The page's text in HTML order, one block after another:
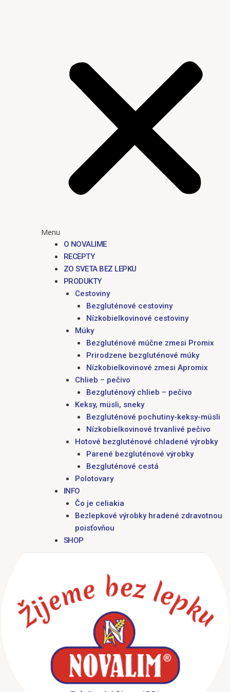
Menu
O NOVALIME
RECEPTY
ZO SVETA BEZ LEPKU
PRODUKTY
Cestoviny
Bezgluténové cestoviny
Nízkobielkovinové cestoviny
Múky
Bezgluténové múčne zmesi Promix
Prirodzene bezgluténové múky
Nízkobielkovinové zmesi Apromix
Chlieb – pečivo
Bezgluténový chlieb – pečivo
Keksy, müsli, sneky
Bezgluténové pochutiny-keksy-müsli
Nízkobielkovinové trvanlivé pečivo
Hotové bezgluténové chladené výrobky
Parené bezgluténové výrobky
Bezgluténové cestá
Polotovary
INFO
Čo je celiakia
Bezlepkové výrobky hradené zdravotnou
poisťovňou
SHOP